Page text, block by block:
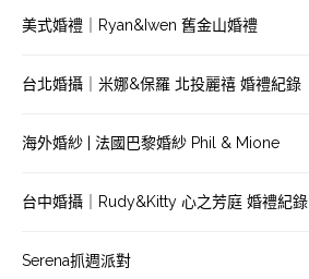
美式婚禮｜Ryan&Iwen 舊金山婚禮
台北婚攝｜米娜&保羅 北投麗禧 婚禮紀錄
海外婚紗 | 法國巴黎婚紗 Phil & Mione
台中婚攝｜Rudy&Kitty 心之芳庭 婚禮紀錄
Serena抓週派對